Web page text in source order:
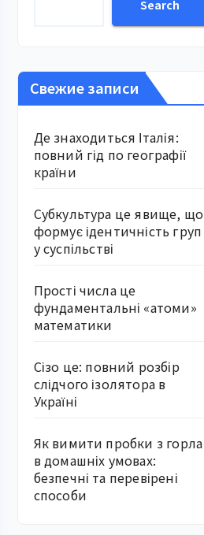
Search
Свежие записи
Де знаходиться Італія:
повний гід по географії
країни
Субкультура це явище, що
формує ідентичність груп
у суспільстві
Прості числа це
фундаментальні «атоми»
математики
Сізо це: повний розбір
слідчого ізолятора в
Україні
Як вимити пробки з горла
в домашніх умовах:
безпечні та перевірені
способи